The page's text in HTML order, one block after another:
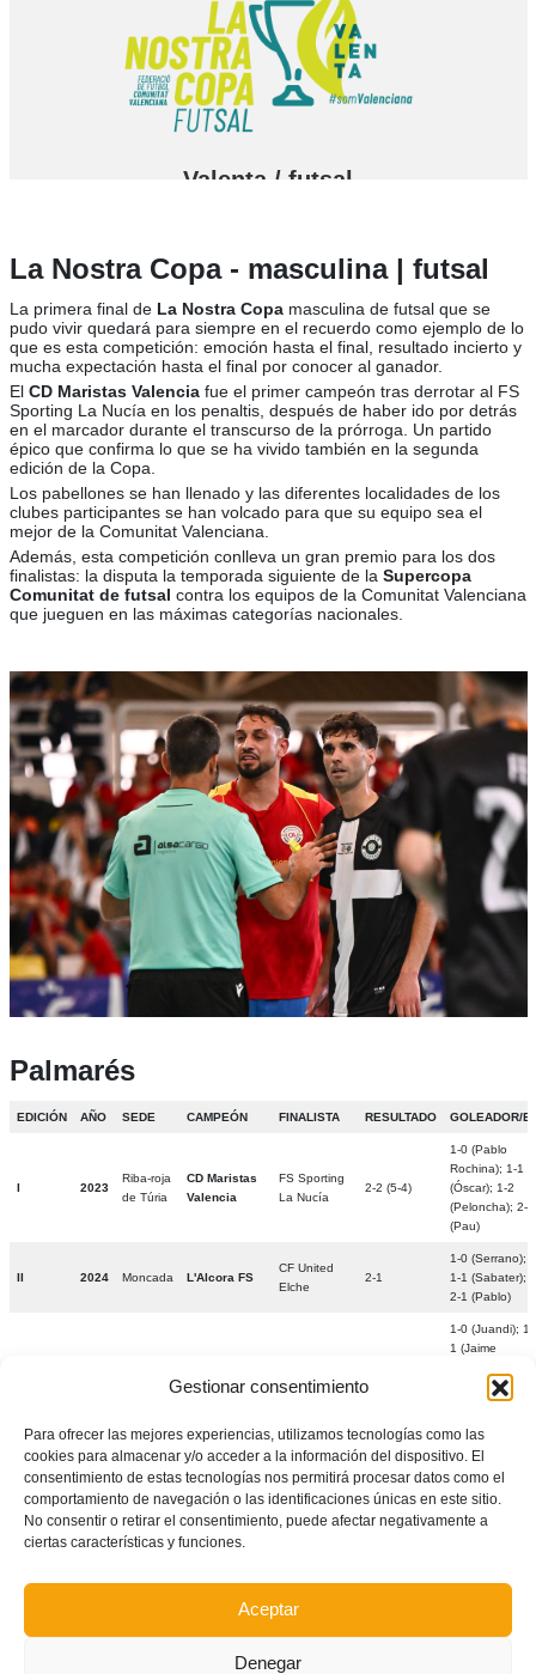
Gestionar consentimiento
Para ofrecer las mejores experiencias, utilizamos tecnologías como las
cookies para almacenar y/o acceder a la información del dispositivo. El
consentimiento de estas tecnologías nos permitirá procesar datos como el
comportamiento de navegación o las identificaciones únicas en este sitio.
No consentir o retirar el consentimiento, puede afectar negativamente a
ciertas características y funciones.
Aceptar
Denegar
Valenta / futsal
La Nostra Copa - masculina | futsal
La primera final de La Nostra Copamasculina de futsal que se
pudo vivir quedará para siempre en el recuerdo como ejemplo de lo
que es esta competición: emoción hasta el final, resultado incierto y
mucha expectación hasta el final por conocer al ganador.
El CD Maristas Valenciafue el primer campeón tras derrotar al FS
Sporting La Nucía en los penaltis, después de haber ido por detrás
en el marcador durante el transcurso de la prórroga. Un partido
épico que confirma lo que se ha vivido también en la segunda
edición de la Copa.
Los pabellones se han llenado y las diferentes localidades de los
clubes participantes se han volcado para que su equipo sea el
mejor de la Comunitat Valenciana.
Además, esta competición conlleva un gran premio para los dos
finalistas: la disputa la temporada siguiente de la Supercopa
Comunitat de futsal contra los equipos de la Comunitat Valenciana
que jueguen en las máximas categorías nacionales.
Palmarés
EDICIÓN AÑO SEDE CAMPEÓN FINALISTA RESULTADO GOLEADOR/
I 2023
Riba-roja
de Túria
CD Maristas
Valencia
FS Sporting
La Nucía
2-2 (5-4)
1-0 (Pablo
Rochina); 1-1
(Óscar); 1-2
(Peloncha); 2-2
(Pau)
II 2024 Moncada L'Alcora FS
CF United
Elche
2-1
1-0 (Serrano);
1-1 (Sabater);
2-1 (Pablo)
Club
Abatibles FS
1-0 (Juandi); 1-
1 (Jaime
(Jorge Montón);
2-2 (Juandi); 3-
(Jaime Herrero);
3-4 (Jorge
Montón); 3-5
(Dani, 46)
CFS Inter
Castells); 2-1
2 (Nacho); 2-3